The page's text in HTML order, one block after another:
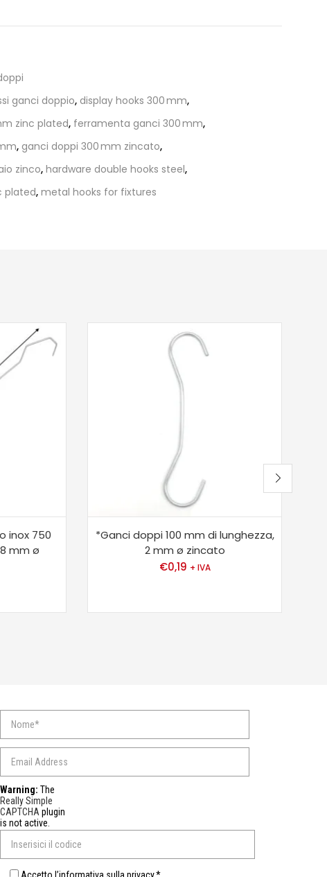
ganci doppio, display hooks 300 mm,
zinc plated, ferramenta ganci 300 mm,
, ganci doppi 300 mm zincato,
zinco, hardware double hooks steel,
plated, metal hooks for fixtures
inox 750
mm ø
*Ganci doppi 100 mm di lunghezza,
2 mm ø zincato
€0,19 + IVA
Warning: The
Really Simple
CAPTCHA plugin
is not active.